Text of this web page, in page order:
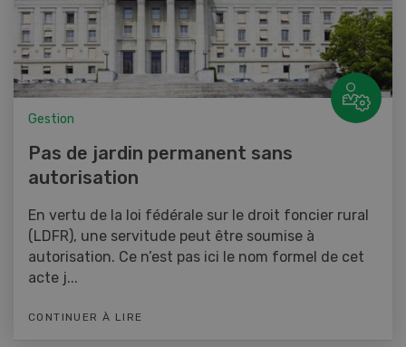
Gestion
Pas de jardin permanent sans
autorisation
En vertu de la loi fédérale sur le droit foncier rural
(LDFR), une servitude peut être soumise à
autorisation. Ce n’est pas ici le nom formel de cet
acte j...
CONTINUER À LIRE